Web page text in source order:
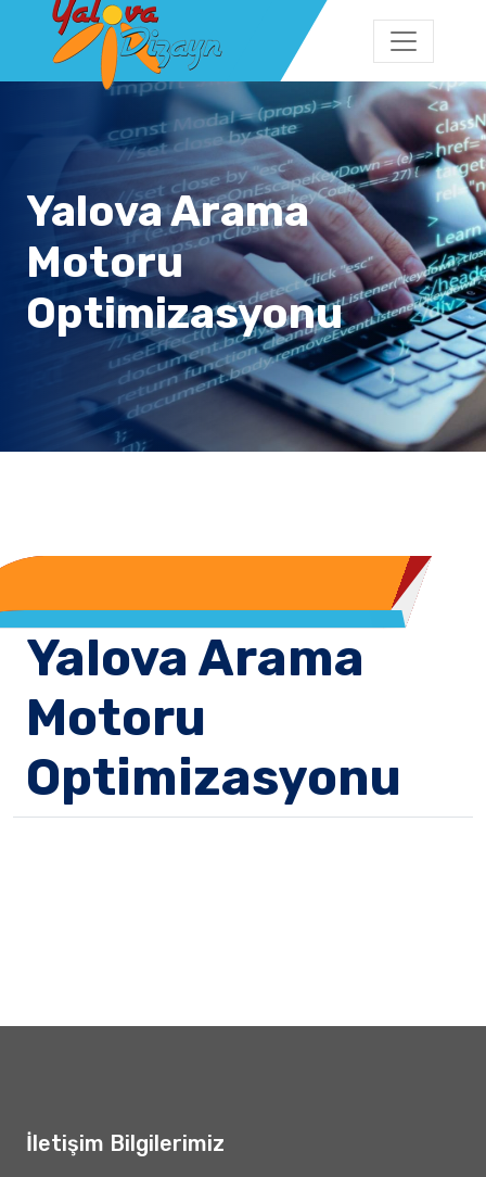
Yalova Arama
Motoru
Optimizasyonu
Yalova Arama
Motoru
Optimizasyonu
İletişim Bilgilerimiz